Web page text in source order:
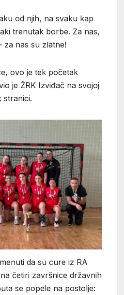
od njih, na svaku kap
trenutak borbe. Za nas,
nas su zlatne!
ovo je tek početak
je ŽRK Izviđač na svojoj
stranici.
da su cure iz RA
četiri završnice državnih
se popele na postolje: